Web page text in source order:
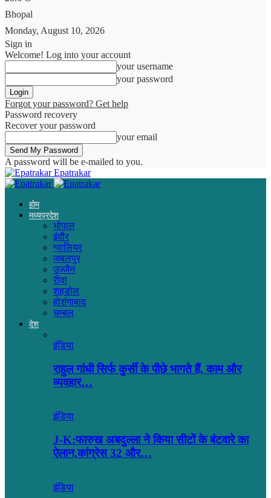
Bhopal
Monday, August 10, 2026
Sign in
Welcome! Log into your account
your username
your password
Forgot your password? Get help
Password recovery
Recover your password
your email
A password will be e-mailed to you.
Epatrakar
होम
मध्यप्रदेश
भोपाल
इंदौर
ग्वालियर
जबलपुर
उज्जैन
रीवा
शहडोल
होशंगाबाद
चम्बल
देश
इंडिया
राहुल गांधी सिर्फ कुर्सी के पीछे भागते हैं, काम और
व्यवहार…
इंडिया
J-K:फारुख अबदुल्ला ने किया सीटों के बंटवारे का
ऐलान,कांग्रेस 32 और…
इंडिया